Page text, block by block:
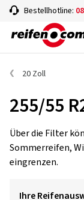
Bestellhotline:
20 Zoll
255/55
Über die Filter
Sommerreifen,
eingrenzen.
Ihre